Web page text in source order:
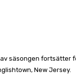
säsongen fortsätter
New Jersey.